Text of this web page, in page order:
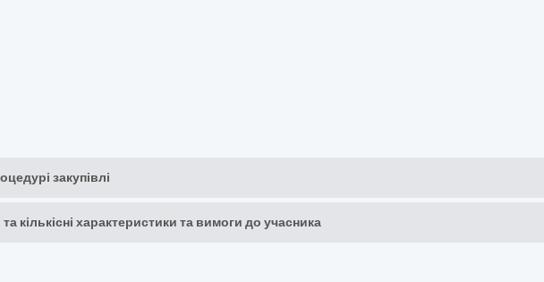
закупівлі
та кількісні характеристики та вимоги до учасника